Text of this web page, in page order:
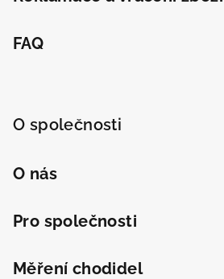
FAQ
O společnosti
O nás
Pro společnosti
Měření chodidel